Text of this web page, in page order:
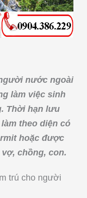
nước ngoài
làm việc sinh
Thời hạn lưu
theo diện có
hoặc được
chồng, con.
trú cho người